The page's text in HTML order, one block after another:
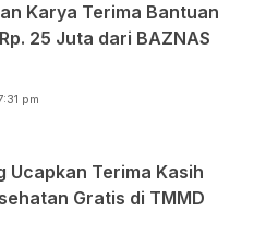
Karya Terima Bantuan
25 Juta dari BAZNAS
pm
Ucapkan Terima Kasih
Gratis di TMMD